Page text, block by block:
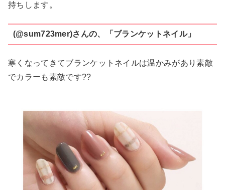
持ちします。
(@sum723mer)さんの、「ブランケットネイル」
寒くなってきてブランケットネイルは温かみがあり素敵
でカラーも素敵です??